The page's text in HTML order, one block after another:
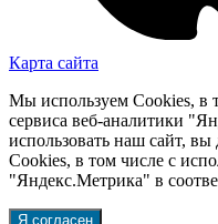
Карта сайта
Мы используем Cookies, в
сервиса веб-аналитики
использовать наш сайт, вы
Cookies, в том числе с
"Яндекс.Метрика" в
Я согласен